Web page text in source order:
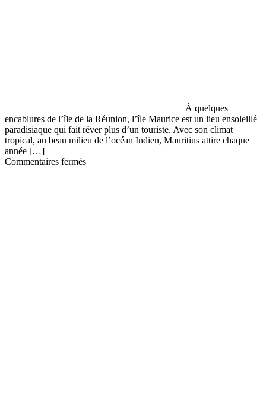
À quelques
encablures de l’île de la Réunion, l’île Maurice est un lieu ensoleillé
paradisiaque qui fait rêver plus d’un touriste. Avec son climat
tropical, au beau milieu de l’océan Indien, Mauritius attire chaque
année […]
Commentaires ferméssur